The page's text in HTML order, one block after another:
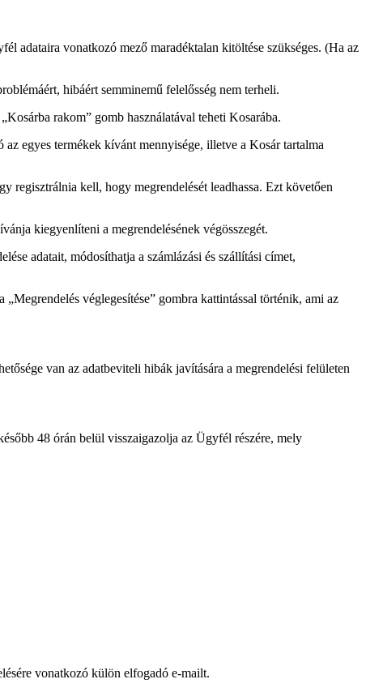
adataira vonatkozó mező maradéktalan kitöltése szükséges. (Ha az
hibáért semminemű felelősség nem terheli.
rakom” gomb használatával teheti Kosarába.
egyes termékek kívánt mennyisége, illetve a Kosár tartalma
regisztrálnia kell, hogy megrendelését leadhassa. Ezt követően
kiegyenlíteni a megrendelésének végösszegét.
adatait, módosíthatja a számlázási és szállítási címet,
véglegesítése” gombra kattintással történik, ami az
van az adatbeviteli hibák javítására a megrendelési felületen
48 órán belül visszaigazolja az Ügyfél részére, mely
vonatkozó külön elfogadó e-mailt.